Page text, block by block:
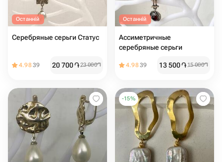
Останній
Серебряные серьги Статус
4.9839 20 700֏23 000֏
Останній
Ассиметричные
серебряные серьги
4.9839 13 500֏15 000֏
-15%